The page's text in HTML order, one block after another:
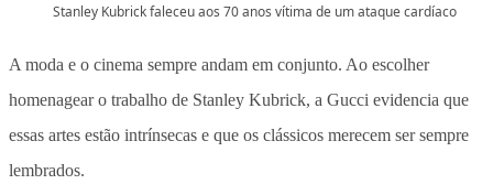
Stanley Kubrick faleceu aos 70 anos vítima de um ataque cardíaco
A moda e o cinema sempre andam em conjunto. Ao escolher
homenagear o trabalho de Stanley Kubrick, a Gucci evidencia que
essas artes estão intrínsecas e que os clássicos merecem ser sempre
lembrados.